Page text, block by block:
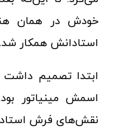
خودش در همان
استادانش همکار شد.
ابتدا تصمیم داشت
اسمش مینیاتور
نقش‌های فرش استاد